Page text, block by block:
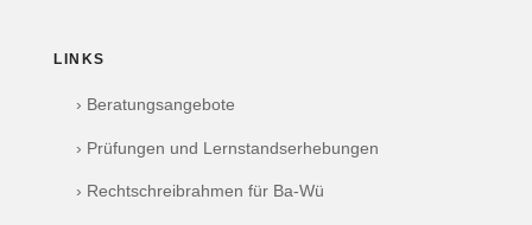
LINKS
› Beratungsangebote
› Prüfungen und Lernstandserhebungen
› Rechtschreibrahmen für Ba-Wü